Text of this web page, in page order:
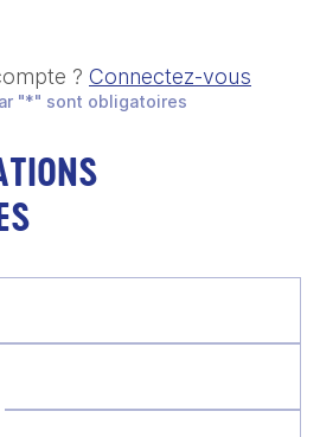
? Connectez-vous
"*" sont obligatoires